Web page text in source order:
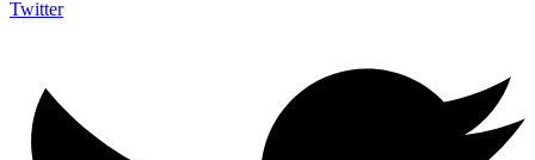
Twitter